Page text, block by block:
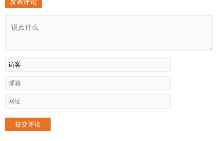
提交评论